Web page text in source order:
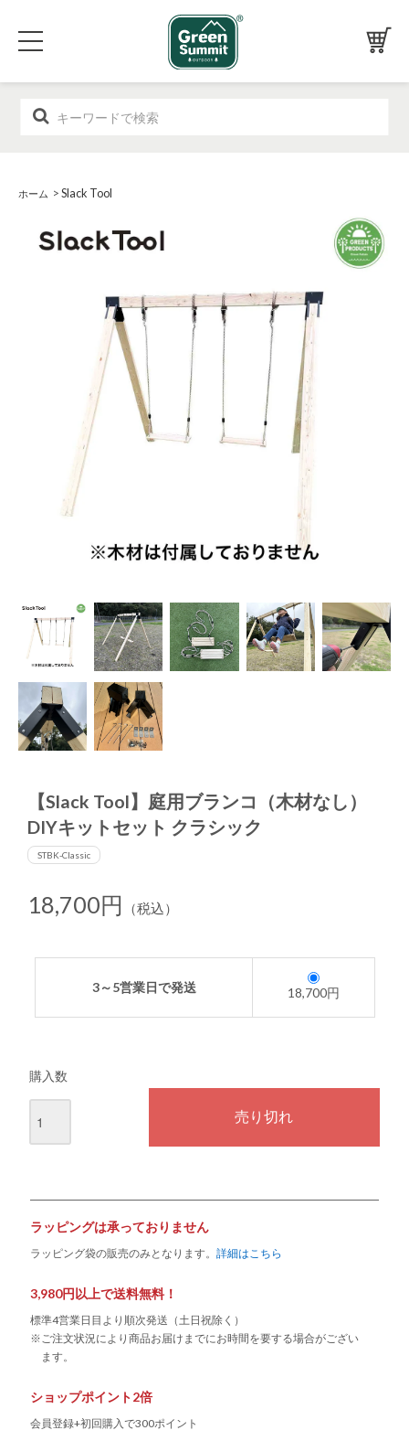
ホーム > Slack Tool
【Slack Tool】庭用ブランコ（木材なし）
DIYキットセット クラシック
STBK-Classic
18,700円 （税込）
3～5営業日で発送 18,700円
購入数
ラッピングは承っておりません
ラッピング袋の販売のみとなります。詳細はこちら
3,980円以上で送料無料！
標準4営業日目より順次発送（土日祝除く）
※ご注文状況により商品お届けまでにお時間を要する場合がござい
ます。
ショップポイント2倍
会員登録+初回購入で300ポイント